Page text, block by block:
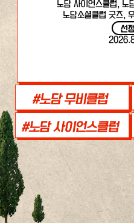
노담 사이언스클럽, 노
노담소셜클럽 굿즈,
선